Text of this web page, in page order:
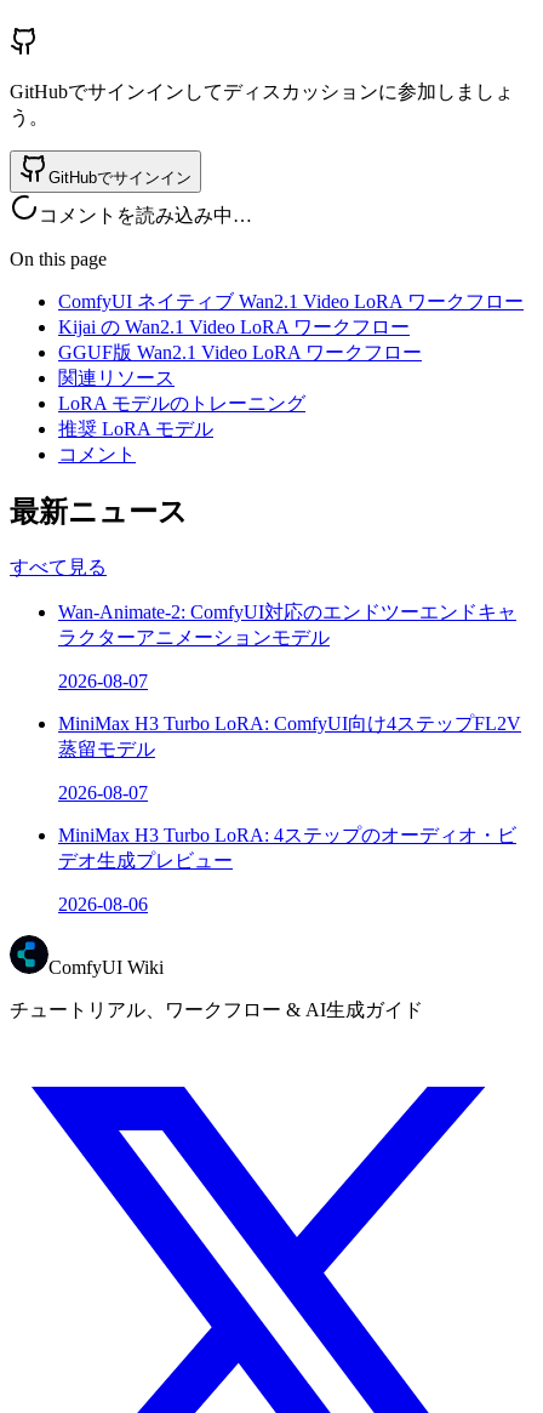
GitHubでサインインしてディスカッションに参加しましょ
う。
GitHubでサインイン
コメントを読み込み中…
On this page
ComfyUI ネイティブ Wan2.1 Video LoRA ワークフロー
Kijai の Wan2.1 Video LoRA ワークフロー
GGUF版 Wan2.1 Video LoRA ワークフロー
関連リソース
LoRA モデルのトレーニング
推奨 LoRA モデル
コメント
最新ニュース
すべて見る
Wan-Animate-2: ComfyUI対応のエンドツーエンドキャ
ラクターアニメーションモデル
2026-08-07
MiniMax H3 Turbo LoRA: ComfyUI向け4ステップFL2V
蒸留モデル
2026-08-07
MiniMax H3 Turbo LoRA: 4ステップのオーディオ・ビ
デオ生成プレビュー
2026-08-06
ComfyUI Wiki
チュートリアル、ワークフロー & AI生成ガイド